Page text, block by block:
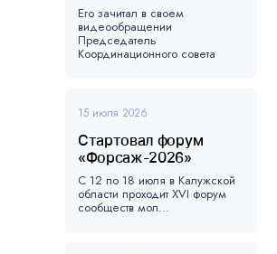
Его зачитал в своем
видеообращении
Председатель
Координационного совета
15 июля 2026
Стартовал форум
«Форсаж-2026»
С 12 по 18 июля в Калужской
области проходит XVI форум
сообществ мол...